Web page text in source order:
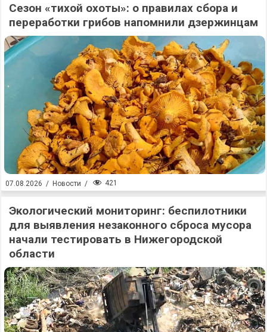
Сезон «тихой охоты»: о правилах сбора и
переработки грибов напомнили дзержинцам
07.08.2026 / Новости / 421
Экологический мониторинг: беспилотники
для выявления незаконного сброса мусора
начали тестировать в Нижегородской
области